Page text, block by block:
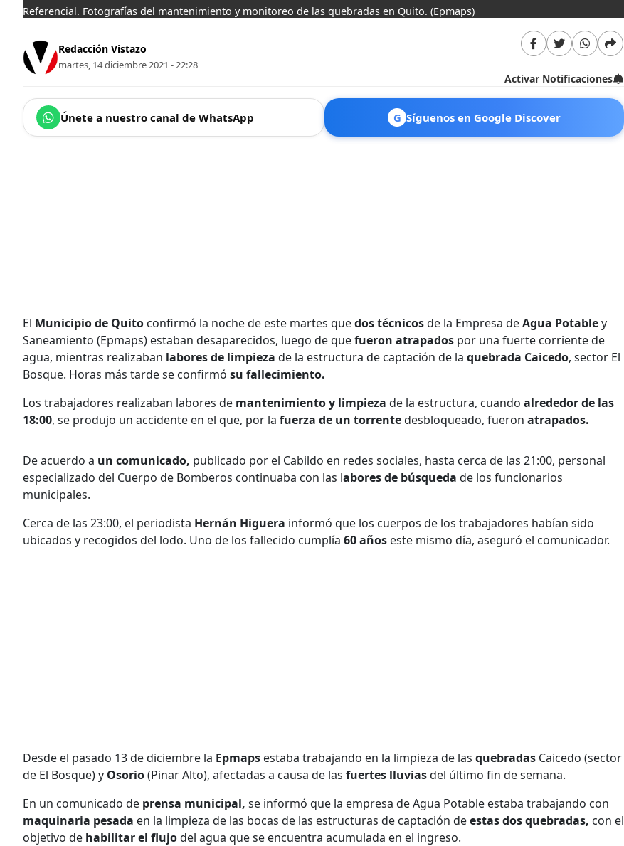
Referencial. Fotografías del mantenimiento y monitoreo de las quebradas en Quito. (Epmaps)
Redacción Vistazo
martes, 14 diciembre 2021 - 22:28
Activar Notificaciones
Únete a nuestro canal de WhatsApp G Síguenos en Google Discover
El Municipio de Quito confirmó la noche de este martes quedos técnicosde la Empresa deAgua Potabley
Saneamiento (Epmaps) estaban desaparecidos, luego de quefueron atrapados por una fuerte corriente de
agua, mientras realizaban labores de limpieza de la estructura de captación de la quebrada Caicedo, sector El
Bosque. Horas más tarde se confirmó su fallecimiento.
Los trabajadores realizaban labores de mantenimiento y limpieza de la estructura, cuando alrededor de las
18:00, se produjo un accidente en el que, por la fuerza de un torrentedesbloqueado, fueron atrapados.
De acuerdo a un comunicado, publicado por el Cabildo en redes sociales, hasta cerca de las 21:00, personal
especializado del Cuerpo de Bomberos continuaba con las labores de búsqueda de los funcionarios
municipales.
Cerca de las 23:00, el periodista Hernán Higuera informó que los cuerpos de los trabajadores habían sido
ubicados y recogidos del lodo. Uno de los fallecido cumplía 60 años este mismo día, aseguró el comunicador.
Desde el pasado 13 de diciembre la Epmaps estaba trabajando en la limpieza de las quebradas Caicedo (sector
de El Bosque) y Osorio(Pinar Alto), afectadas a causa de las fuertes lluviasdel último fin de semana.
En un comunicado de prensa municipal, se informó que la empresa de Agua Potable estaba trabajando con
maquinaria pesada en la limpieza de las bocas de las estructuras de captación deestas dos quebradas, con el
objetivo de habilitar el flujodel agua que se encuentra acumulada en el ingreso.